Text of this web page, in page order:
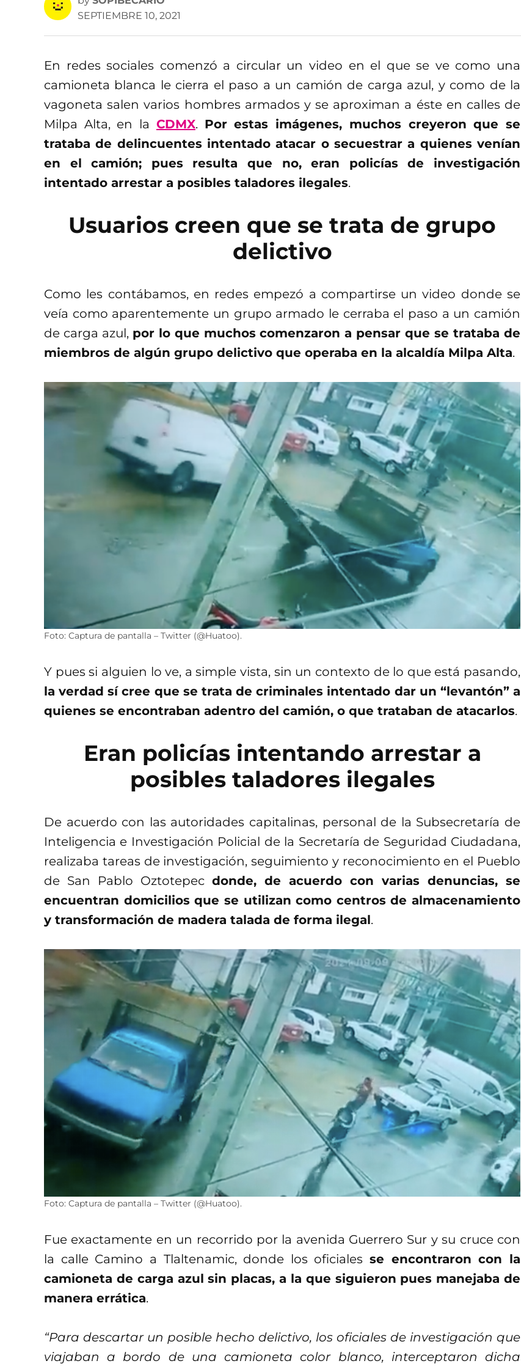
SEPTIEMBRE 10, 2021
En redes sociales comenzó a circular un video en el que se ve como una
camioneta blanca le cierra el paso a un camión de carga azul, y como de la
vagoneta salen varios hombres armados y se aproximan a éste en calles de
Milpa Alta, en la CDMX. Por estas imágenes, muchos creyeron que se
trataba de delincuentes intentado atacar o secuestrar a quienes venían
en el camión; pues resulta que no, eran policías de investigación
intentado arrestar a posibles taladores ilegales.
Usuarios creen que se trata de grupo
delictivo
Como les contábamos, en redes empezó a compartirse un video donde se
veía como aparentemente un grupo armado le cerraba el paso a un camión
de carga azul, por lo que muchos comenzaron a pensar que se trataba de
miembros de algún grupo delictivo que operaba en la alcaldía Milpa Alta.
Foto: Captura de pantalla – Twitter (@Huatoo).
Y pues si alguien lo ve, a simple vista, sin un contexto de lo que está pasando,
la verdad sí cree que se trata de criminales intentado dar un “levantón” a
quienes se encontraban adentro del camión, o que trataban de atacarlos.
Eran policías intentando arrestar a
posibles taladores ilegales
De acuerdo con las autoridades capitalinas, personal de la Subsecretaría de
Inteligencia e Investigación Policial de la Secretaría de Seguridad Ciudadana,
realizaba tareas de investigación, seguimiento y reconocimiento en el Pueblo
de San Pablo Oztotepec donde, de acuerdo con varias denuncias, se
encuentran domicilios que se utilizan como centros de almacenamiento
y transformación de madera talada de forma ilegal.
Foto: Captura de pantalla – Twitter (@Huatoo).
Fue exactamente en un recorrido por la avenida Guerrero Sur y su cruce con
la calle Camino a Tlaltenamic, donde los oficialesse encontraron con la
camioneta de carga azul sin placas, a la que siguieron pues manejaba de
manera errática.
“Para descartar un posible hecho delictivo, los oficiales de investigación que
viajaban a bordo de una camioneta color blanco, interceptaron dicha